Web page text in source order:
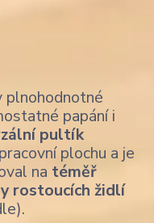
plnohodnotné
papání i
pultík
plochu a je
na téměř
rostoucích židlí